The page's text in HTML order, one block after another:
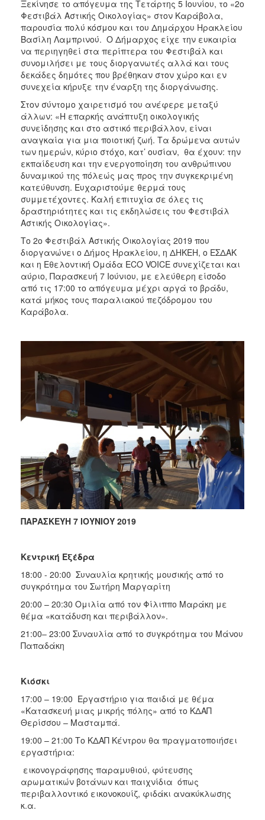
Ξεκίνησε το απόγευμα της Τετάρτης 5 Ιουνίου, το «2ο
Φεστιβάλ Αστικής Οικολογίας» στον Καράβολα,
παρουσία πολύ κόσμου και του Δημάρχου Ηρακλείου
Βασίλη Λαμπρινού. Ο Δήμαρχος είχε την ευκαιρία
να περιηγηθεί στα περίπτερα του Φεστιβάλ και
συνομιλήσει με τους διοργανωτές αλλά και τους
δεκάδες δημότες που βρέθηκαν στον χώρο και εν
συνεχεία κήρυξε την έναρξη της διοργάνωσης.
Στον σύντομο χαιρετισμό του ανέφερε μεταξύ
άλλων: «Η επαρκής ανάπτυξη οικολογικής
συνείδησης και στο αστικό περιβάλλον, είναι
αναγκαία για μια ποιοτική ζωή. Τα δρώμενα αυτών
των ημερών, κύριο στόχο, κατ’ ουσίαν, θα έχουν: την
εκπαίδευση και την ενεργοποίηση του ανθρώπινου
δυναμικού της πόλεώς μας προς την συγκεκριμένη
κατεύθυνση. Ευχαριστούμε θερμά τους
συμμετέχοντες. Καλή επιτυχία σε όλες τις
δραστηριότητες και τις εκδηλώσεις του Φεστιβάλ
Αστικής Οικολογίας».
Το 2ο Φεστιβάλ Αστικής Οικολογίας 2019 που
διοργανώνει ο Δήμος Ηρακλείου, η ΔΗΚΕΗ, ο ΕΣΔΑΚ
και η Εθελοντική Ομάδα ECO VOICE συνεχίζεται και
αύριο, Παρασκευή 7 Ιούνιου, με ελεύθερη είσοδο
από τις 17:00 το απόγευμα μέχρι αργά το βράδυ,
κατά μήκος τους παραλιακού πεζόδρομου του
Καράβολα.
ΠΑΡΑΣΚΕΥΗ 7 ΙΟΥΝΙΟΥ 2019
Κεντρική Εξέδρα
18:00 - 20:00 Συναυλία κρητικής μουσικής από το
συγκρότημα του Σωτήρη Μαργαρίτη
20:00 – 20:30 Ομιλία από τον Φίλιππο Μαράκη με
θέμα «κατάδυση και περιβάλλον».
21:00– 23:00 Συναυλία από το συγκρότημα του Μάνου
Παπαδάκη
Κιόσκι
17:00 – 19:00 Εργαστήριο για παιδιά με θέμα
«Κατασκευή μιας μικρής πόλης» από το ΚΔΑΠ
Θερίσσου – Μασταμπά.
19:00 – 21:00 Το ΚΔΑΠ Κέντρου θα πραγματοποιήσει
εργαστήρια:
εικονογράφησης παραμυθιού, φύτευσης
αρωματικών βοτάνων και παιχνίδια όπως
περιβαλλοντικό εικονοκουίζ, φιδάκι ανακύκλωσης
κ.α.